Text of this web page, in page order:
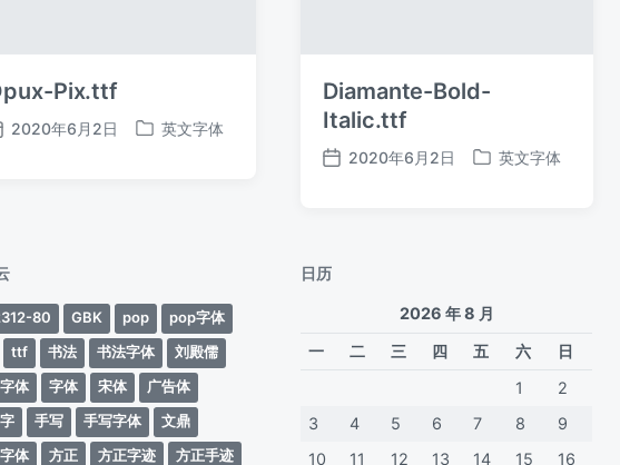
Pix.ttf
2020年6月2日
发
英文字体
Diamante-Bold-
Italic.ttf
发
2020年6月2日
发
英文字体
80 GBK pop
pop字体
ttf
书法 书法字体
刘殿儒
体
字体 宋体
广告体
手写 手写字体
文鼎
体
方正 方正字迹 方正手迹
日历
2026 年 8 月
一
二 三 四 五 六
日
1
2
3
4 5 6 7 8
9
10
11 12 13 14 15 16